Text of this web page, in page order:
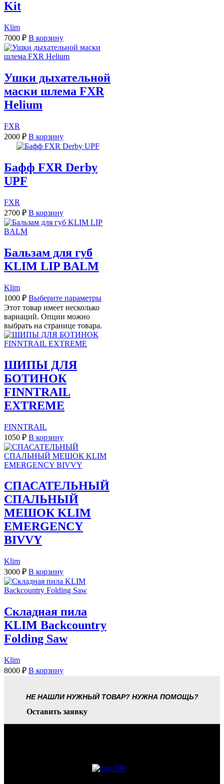
Kit
Klim
7000 ₽ В корзину
Ушки дыхательной
маски шлема FXR
Helium
FXR
2000 ₽ В корзину
Бафф FXR Derby
UPF
FXR
2700 ₽ В корзину
Бальзам для губ
KLIM LIP BALM
Klim
1000 ₽ Выберите параметры
Этот товар имеет несколько
вариаций. Опции можно
выбрать на странице товара.
ШИПЫ ДЛЯ
БОТИНОК
FINNTRAIL
EXTREME
FINNTRAIL
1050 ₽ В корзину
СПАСАТЕЛЬНЫЙ
СПАЛЬНЫЙ
МЕШОК KLIM
EMERGENCY
BIVVY
Klim
3000 ₽ В корзину
Складная пила
KLIM Backcountry
Folding Saw
Klim
8000 ₽ В корзину
НЕ НАШЛИ НУЖНЫЙ ТОВАР? НУЖНА ПОМОЩЬ?
Оставить заявку